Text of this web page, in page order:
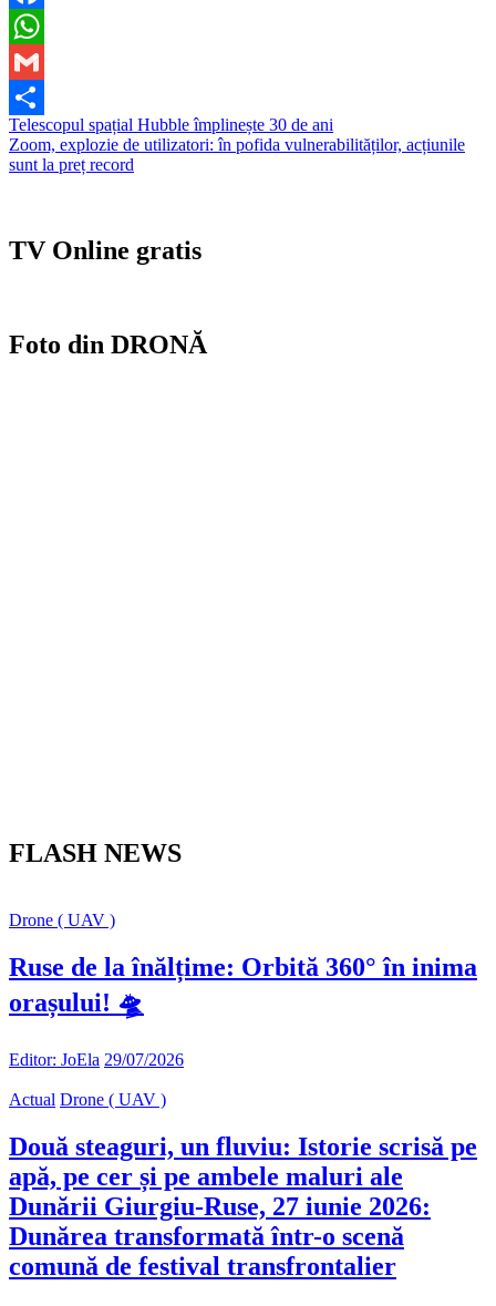
Facebook
WhatsApp
Gmail
Partajează
Navigare
în
Telescopul spațial Hubble împlinește 30 de ani
Zoom, explozie de utilizatori: în pofida vulnerabilităților, acțiunile
sunt la preț record
TV Online gratis
Foto din DRONĂ
FLASH NEWS
Drone ( UAV )
Ruse de la înălțime: Orbită 360° în inima
orașului! 🛸
Editor: JoEla 29/07/2026
Actual Drone ( UAV )
Două steaguri, un fluviu: Istorie scrisă pe
apă, pe cer și pe ambele maluri ale
Dunării Giurgiu-Ruse, 27 iunie 2026:
Dunărea transformată într-o scenă
comună de festival transfrontalier